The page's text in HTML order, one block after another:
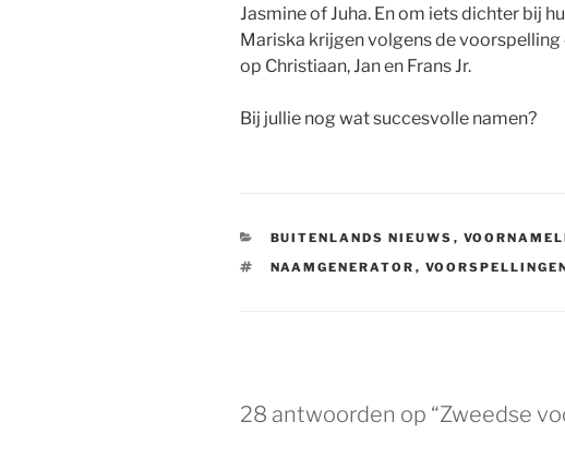
Jasmine of Juha. En om iets dichter bij
Mariska krijgen volgens de voorspelling
op Christiaan, Jan en Frans Jr.
Bij jullie nog wat succesvolle namen?
CATEGORIEËN
BUITENLANDS NIEUWS ,
TAGS
NAAMGENERATOR ,
28 antwoorden op “Zweedse